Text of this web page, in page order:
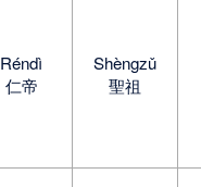
Réndì
仁帝
Shèngzǔ
聖祖